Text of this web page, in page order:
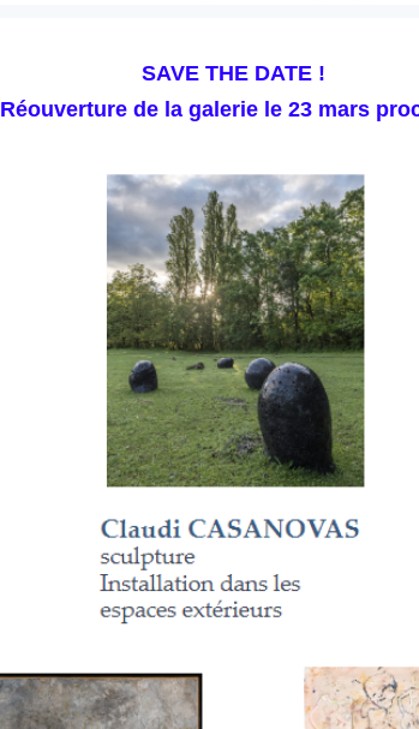
SAVE THE DATE !
Réouverture de la galerie le 23 mars